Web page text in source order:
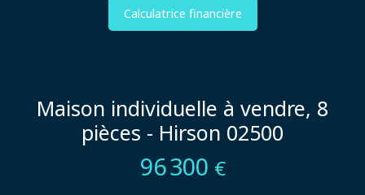
Calculatrice financière
Maison individuelle à vendre, 8
pièces - Hirson 02500
96 300 €